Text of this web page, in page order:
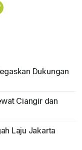
Dukungan
Ciangir dan
Laju Jakarta